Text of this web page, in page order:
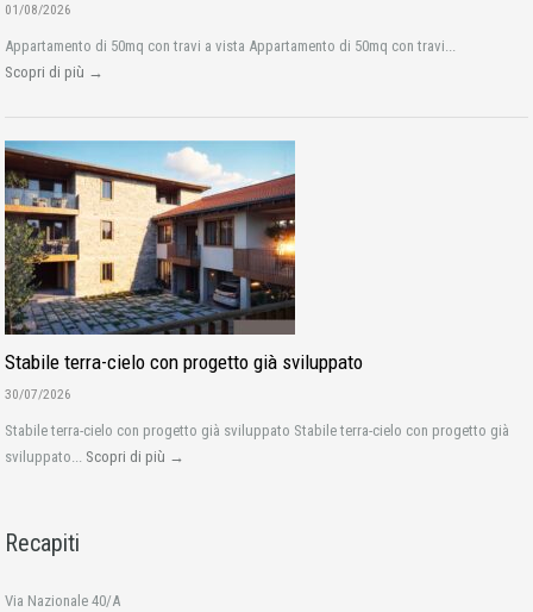
01/08/2026
Appartamento di 50mq con travi a vista Appartamento di 50mq con travi...
Scopri di più →
Stabile terra-cielo con progetto già sviluppato
30/07/2026
Stabile terra-cielo con progetto già sviluppato Stabile terra-cielo con progetto già
sviluppato... Scopri di più →
Recapiti
Via Nazionale 40/A